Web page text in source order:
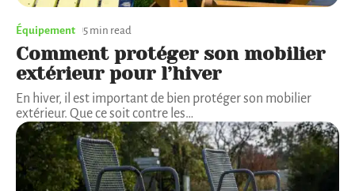
Équipement 5 min read
Comment protéger son mobilier
extérieur pour l’hiver
En hiver, il est important de bien protéger son mobilier
extérieur. Que ce soit contre les…